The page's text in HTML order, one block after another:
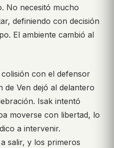
No necesitó mucho
definiendo con decisión
El ambiente cambió al
con el defensor
de Ven dejó al delantero
Isak intentó
moverse con libertad, lo
a intervenir.
salir, y los primeros